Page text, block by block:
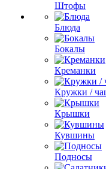
Штофы
Блюда
Бокалы
Креманки
Кружки /
Крышки
Кувшины
Подносы